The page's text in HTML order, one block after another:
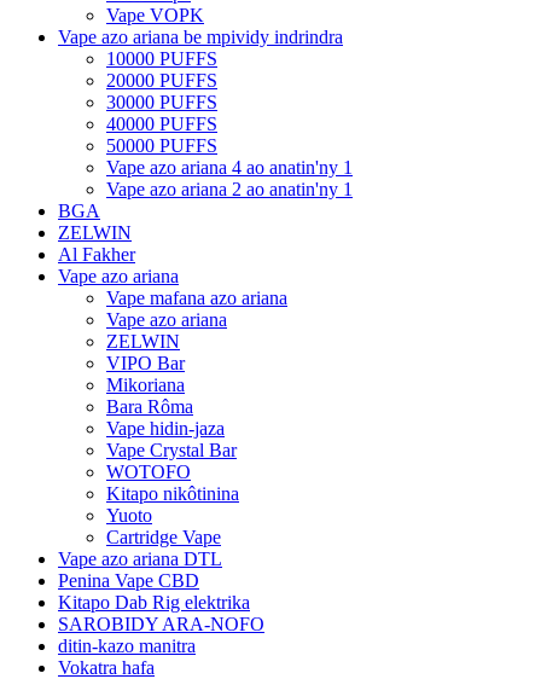
Vape VOPK
Vape azo ariana be mpividy indrindra
10000 PUFFS
20000 PUFFS
30000 PUFFS
40000 PUFFS
50000 PUFFS
Vape azo ariana 4 ao anatin'ny 1
Vape azo ariana 2 ao anatin'ny 1
BGA
ZELWIN
Al Fakher
Vape azo ariana
Vape mafana azo ariana
Vape azo ariana
ZELWIN
VIPO Bar
Mikoriana
Bara Rôma
Vape hidin-jaza
Vape Crystal Bar
WOTOFO
Kitapo nikôtinina
Yuoto
Cartridge Vape
Vape azo ariana DTL
Penina Vape CBD
Kitapo Dab Rig elektrika
SAROBIDY ARA-NOFO
ditin-kazo manitra
Vokatra hafa